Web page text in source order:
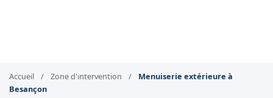
Accueil / Zone d'intervention /
Menuiserie extérieure à
Besançon